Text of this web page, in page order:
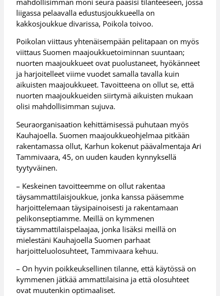
liigassa pelaavalla edustusjoukkueella on
kakkosjoukkue divarissa, Poikola toivoo.
Poikolan viittaus yhtenäisempään pelitapaan on myös
viittaus Suomen maajoukkuetoiminnan suuntaan;
nuorten maajoukkueet ovat puolustaneet, hyökänneet
ja harjoitelleet viime vuodet samalla tavalla kuin
aikuisten maajoukkueet. Tavoitteena on ollut se, että
nuorten maajoukkueiden siirtymä aikuisten mukaan
olisi mahdollisimman sujuva.
Seuraorganisaation kehittämisessä puhutaan myös
Kauhajoella. Suomen maajoukkueohjelmaa pitkään
rakentamassa ollut, Karhun kokenut päävalmentaja Ari
Tammivaara, 45, on uuden kauden kynnyksellä
tyytyväinen.
– Keskeinen tavoitteemme on ollut rakentaa
täysammattilaisjoukkue, jonka kanssa pääsemme
harjoittelemaan täysipainoisesti ja rakentamaan
pelikonseptiamme. Meillä on kymmenen
täysammattilaispelaajaa, jonka lisäksi meillä on
mielestäni Kauhajoella Suomen parhaat
harjoitteluolosuhteet, Tammivaara kehuu.
– On hyvin poikkeuksellinen tilanne, että käytössä on
kymmenen jätkää ammattilaisina ja että olosuhteet
ovat muutenkin optimaaliset.